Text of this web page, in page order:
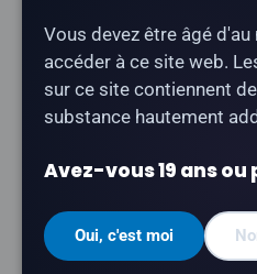
Type de produit :Pod
Contenu de
Teneur en nicotine :
Nombre de bouffées :
Profil aromatique :
Vous devez être âgé
accéder à ce site web.
sur ce site contiennent
substance hautement
Avez-vous 19 ans ou
Oui, c'est moi